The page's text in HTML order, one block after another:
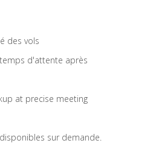
des vols
d'attente après
at precise meeting
sur demande.